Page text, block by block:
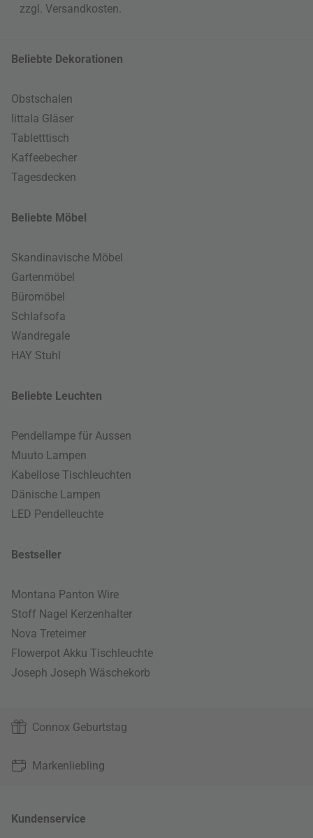
zzgl. Versandkosten
Beliebte Dekorationen
Obstschalen
Iittala Gläser
Tabletttisch
Kaffeebecher
Tagesdecken
Beliebte Möbel
Skandinavische Möbel
Gartenmöbel
Büromöbel
Schlafsofa
Wandregale
HAY Stuhl
Beliebte Leuchten
Pendellampe für Aussen
Muuto Lampen
Kabellose Tischleuchten
Dänische Lampen
LED Pendelleuchte
Bestseller
Montana Panton Wire
Stoff Nagel Kerzenhalter
Nova Treteimer
Flowerpot Akku Tischleuchte
Joseph Joseph Wäschekorb
Connox Geburtstag
Markenliebling
Kundenservice